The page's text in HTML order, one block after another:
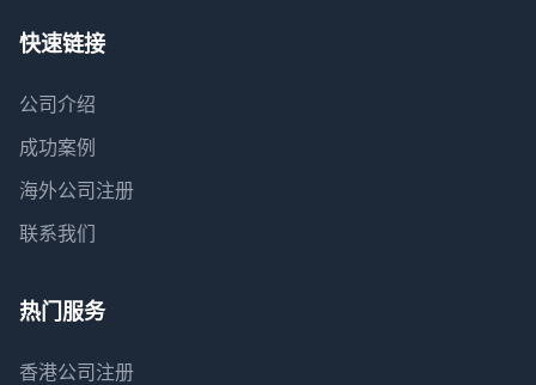
快速链接
公司介绍
成功案例
海外公司注册
联系我们
热门服务
香港公司注册